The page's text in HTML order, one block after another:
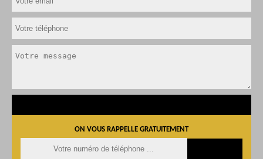
ON VOUS RAPPELLE GRATUITEMENT